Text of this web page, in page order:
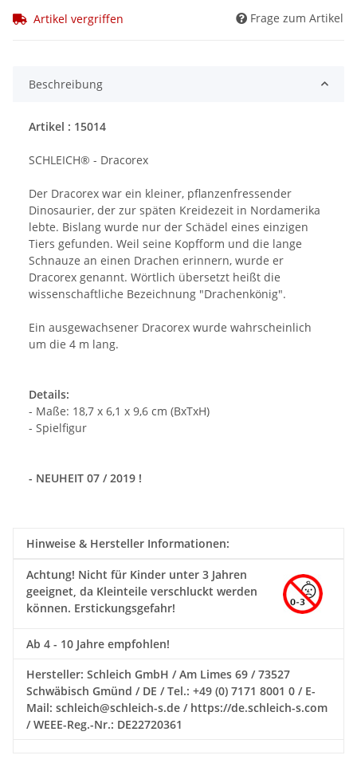
Artikel vergriffen Frage zum Artikel
Beschreibung
Artikel : 15014
SCHLEICH® - Dracorex
Der Dracorex war ein kleiner, pflanzenfressender
Dinosaurier, der zur späten Kreidezeit in Nordamerika
lebte. Bislang wurde nur der Schädel eines einzigen
Tiers gefunden. Weil seine Kopfform und die lange
Schnauze an einen Drachen erinnern, wurde er
Dracorex genannt. Wörtlich übersetzt heißt die
wissenschaftliche Bezeichnung "Drachenkönig".
Ein ausgewachsener Dracorex wurde wahrscheinlich
um die 4 m lang.
Details:
- Maße: 18,7 x 6,1 x 9,6 cm (BxTxH)
- Spielfigur
- NEUHEIT 07 / 2019 !
Hinweise & Hersteller Informationen:
Achtung! Nicht für Kinder unter 3 Jahren
geeignet, da Kleinteile verschluckt werden
können. Erstickungsgefahr!
Ab 4 - 10 Jahre empfohlen!
Hersteller: Schleich GmbH / Am Limes 69 / 73527
Schwäbisch Gmünd / DE / Tel.: +49 (0) 7171 8001 0 / E-
Mail: schleich@schleich-s.de / https://de.schleich-s.com
/ WEEE-Reg.-Nr.: DE22720361